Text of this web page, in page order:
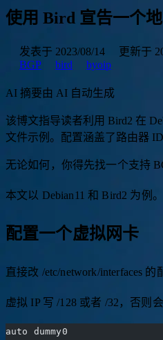
使用 Bird 宣告一个地
发表于 2023/08/14 更新于
BGP
bird byoip
AI 摘要由 AI 自动生成
该博文指导读者利 用 Bird2 在 De
文件示例 。 配置涵盖了路由器 ID
无论如何，你得先找一个支持
本文以 Debian11 和 Bird2 为例。
配置一个虚拟网卡
直接改 /etc/network/interfaces
虚拟 IP 写 /128 或者 /32，否则
auto dummy0